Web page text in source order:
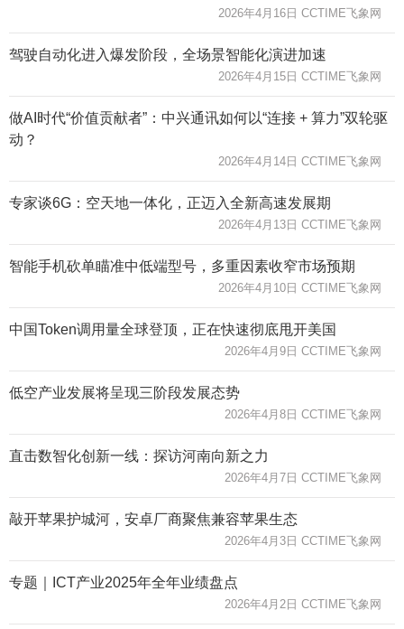
2026年4月16日 CCTIME飞象网
驾驶自动化进入爆发阶段，全场景智能化演进加速
2026年4月15日 CCTIME飞象网
做AI时代“价值贡献者”：中兴通讯如何以“连接 + 算力”双轮驱
动？
2026年4月14日 CCTIME飞象网
专家谈6G：空天地一体化，正迈入全新高速发展期
2026年4月13日 CCTIME飞象网
智能手机砍单瞄准中低端型号，多重因素收窄市场预期
2026年4月10日 CCTIME飞象网
中国Token调用量全球登顶，正在快速彻底甩开美国
2026年4月9日 CCTIME飞象网
低空产业发展将呈现三阶段发展态势
2026年4月8日 CCTIME飞象网
直击数智化创新一线：探访河南向新之力
2026年4月7日 CCTIME飞象网
敲开苹果护城河，安卓厂商聚焦兼容苹果生态
2026年4月3日 CCTIME飞象网
专题｜ICT产业2025年全年业绩盘点
2026年4月2日 CCTIME飞象网